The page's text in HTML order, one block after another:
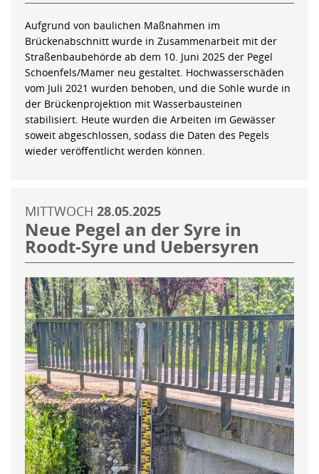
Aufgrund von baulichen Maßnahmen im
Brückenabschnitt wurde in Zusammenarbeit mit der
Straßenbaubehörde ab dem 10. Juni 2025 der Pegel
Schoenfels/Mamer neu gestaltet. Hochwasserschäden
vom Juli 2021 wurden behoben, und die Sohle wurde in
der Brückenprojektion mit Wasserbausteinen
stabilisiert. Heute wurden die Arbeiten im Gewässer
soweit abgeschlossen, sodass die Daten des Pegels
wieder veröffentlicht werden können.
MITTWOCH 28.05.2025
Neue Pegel an der Syre in
Roodt-Syre und Uebersyren